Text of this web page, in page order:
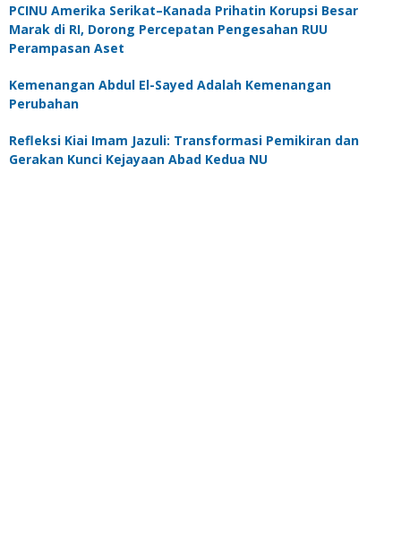
PCINU Amerika Serikat–Kanada Prihatin Korupsi Besar
Marak di RI, Dorong Percepatan Pengesahan RUU
Perampasan Aset
Kemenangan Abdul El-Sayed Adalah Kemenangan
Perubahan
Refleksi Kiai Imam Jazuli: Transformasi Pemikiran dan
Gerakan Kunci Kejayaan Abad Kedua NU